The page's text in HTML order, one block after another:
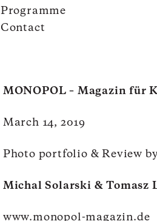
Programme
Contact
MONOPOL – Magazin für
March 14, 2019
Photo portfolio & Review
Michal Solarski & Tomasz
www.monopol-magazin.de